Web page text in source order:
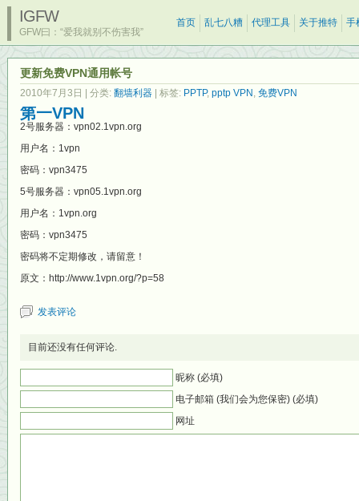
IGFW
GFW曰：“爱我就别不伤害我”
首页 乱七八糟 代理工具 关于推特 手
更新免费VPN通用帐号
2010年7月3日 | 分类: 翻墙利器 | 标签: PPTP, pptp VPN , 免费VPN
第一VPN
2号服务器：vpn02.1vpn.org
用户名：1vpn
密码：vpn3475
5号服务器：vpn05.1vpn.org
用户名：1vpn.org
密码：vpn3475
密码将不定期修改，请留意！
原文：http://www.1vpn.org/?p=58
发表评论
目前还没有任何评论.
昵称 (必填)
电子邮箱 (我们会为您保密) (必填)
网址